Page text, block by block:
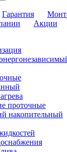
Гарантия
Акции
проточные
накопительный